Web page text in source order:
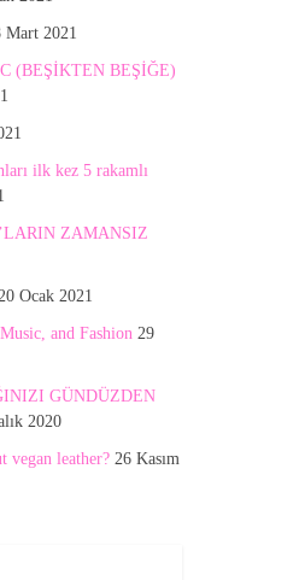
Mart 2021
(BEŞİKTEN BEŞİĞE)
ilk kez 5 rakamlı
ZAMANSIZ
Ocak 2021
and Fashion 29
GÜNDÜZDEN
2020
vegan leather? 26 Kasım